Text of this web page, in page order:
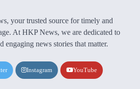
your trusted source for timely and
At HKP News, we are dedicated to
engaging news stories that matter.
Instagram YouTube